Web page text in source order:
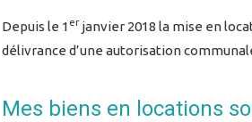
Depuis le 1 erjanvier 2018 la mise en
délivrance d’une autorisation
Mes biens en locations